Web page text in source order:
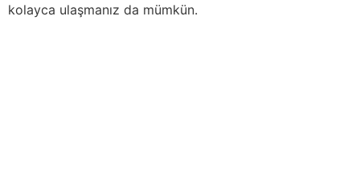
kolayca ulaşmanız da mümkün.